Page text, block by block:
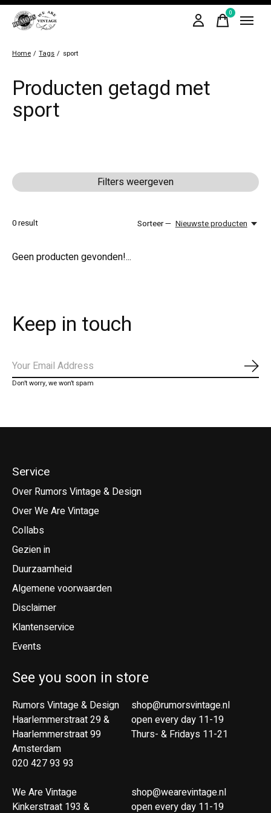
0items
Home / Tags / sport
Producten getagd met
sport
Filters weergeven
0result Sorteer — Nieuwste producten
Geen producten gevonden!...
Keep in touch
Don’t worry, we won’t spam
Service
Over Rumors Vintage & Design
Over We Are Vintage
Collabs
Gezien in
Duurzaamheid
Algemene voorwaarden
Disclaimer
Klantenservice
Events
See you soon in store
Rumors Vintage & Design
Haarlemmerstraat 29 &
Haarlemmerstraat 99
Amsterdam
020 427 93 93
We Are Vintage
Kinkerstraat 193 &
shop@rumorsvintage.nl
open every day 11-19
Thurs- & Fridays 11-21
shop@wearevintage.nl
open every day 11-19